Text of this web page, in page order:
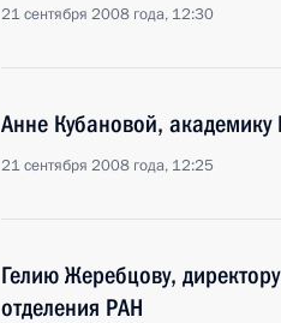
21 сентября 2008 года, 12:30
Анне Кубановой,
21 сентября 2008 года, 12:25
Гелию Жеребцову,
отделения РАН